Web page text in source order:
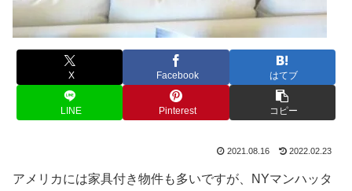
X Facebook はてブ
LINE Pinterest コピー
2021.08.16 2022.02.23
アメリカには家具付き物件も多いですが、NYマンハッタ